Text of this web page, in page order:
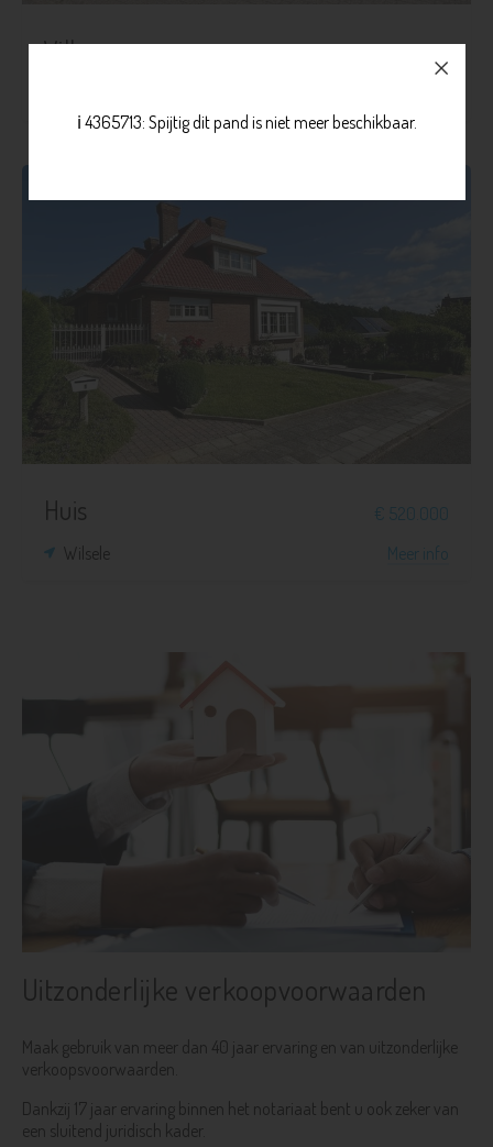
Villa
3
Huis
€ 520.000
Wilsele
Meer info
Uitzonderlijke verkoopvoorwaarden
Maak gebruik van meer dan 40 jaar ervaring en van uitzonderlijke
verkoopsvoorwaarden.
Dankzij 17 jaar ervaring binnen het notariaat bent u ook zeker van
een sluitend juridisch kader.
ℹ️ 4365713: Spijtig dit pand is niet meer beschikbaar.